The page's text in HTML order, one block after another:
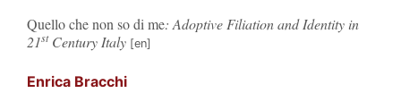
Quello che non so di me: Adoptive Filiation and Identity in
21stCentury Italy
Enrica Bracchi